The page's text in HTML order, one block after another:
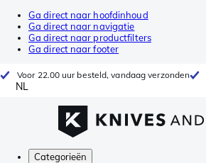
Ga direct naar hoofdinhoud
Ga direct naar navigatie
Ga direct naar productfilters
Ga direct naar footer
Voor 22.00 uur besteld, vandaag verzonden
NL
Categorieën